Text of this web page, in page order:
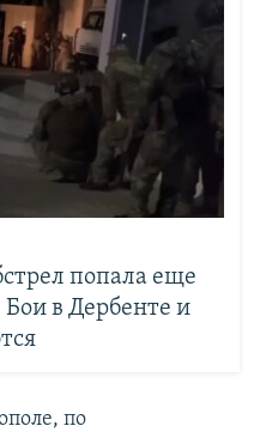
попала еще
в Дербенте и
по